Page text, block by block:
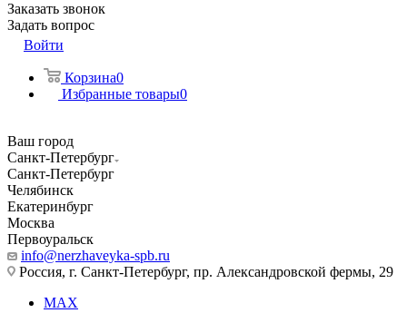
Заказать звонок
Задать вопрос
Войти
Корзина0
Избранные товары0
Ваш город
Санкт-Петербург
Санкт-Петербург
Челябинск
Екатеринбург
Москва
Первоуральск
info@nerzhaveyka-spb.ru
Россия, г. Санкт-Петербург, пр. Александровской фермы, 29
MAX